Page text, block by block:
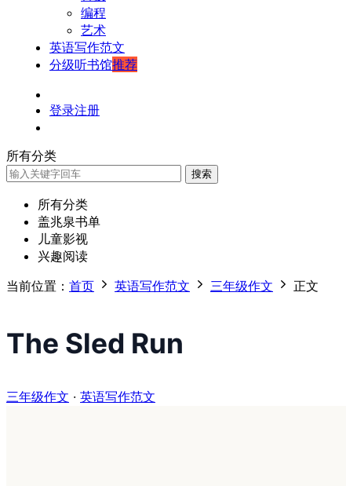
编程
艺术
英语写作范文
分级听书馆推荐
登录注册
所有分类
搜索
所有分类
盖兆泉书单
儿童影视
兴趣阅读
当前位置： 首页 英语写作范文 三年级作文 正文
The Sled Run
三年级作文 · 英语写作范文